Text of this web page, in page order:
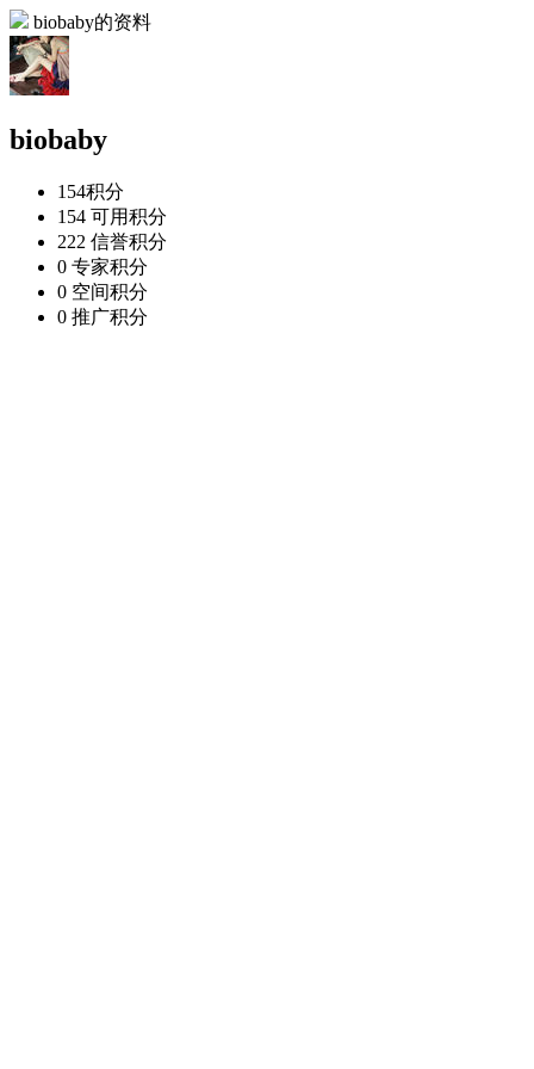
biobaby的资料
biobaby
154积分
154 可用积分
222 信誉积分
0 专家积分
0 空间积分
0 推广积分